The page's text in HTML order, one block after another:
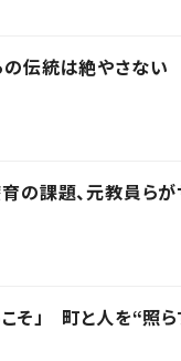
の伝統は絶やさな
の課題、元教員ら
そ」 町と人を“照